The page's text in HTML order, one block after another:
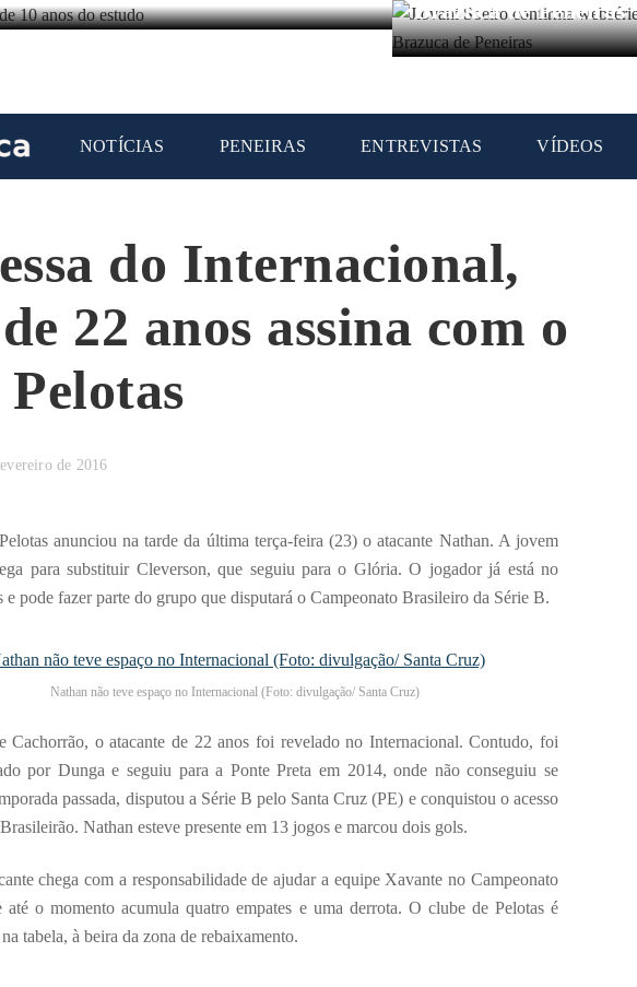
Brazuca de Peneiras
NOTÍCIAS PENEIRAS ENTREVISTAS VÍDEOS
do Internacional,
22 anos assina com o
de 2016
anunciou na tarde da última terça-feira (23) o atacante Nathan. A jovem
para substituir Cleverson, que seguiu para o Glória. O jogador já está no
e pode fazer parte do grupo que disputará o Campeonato Brasileiro da Série B.
Nathan não teve espaço no Internacional (Foto: divulgação/ Santa Cruz)
Cachorrão, o atacante de 22 anos foi revelado no Internacional. Contudo, foi
por Dunga e seguiu para a Ponte Preta em 2014, onde não conseguiu se
passada, disputou a Série B pelo Santa Cruz (PE) e conquistou o acesso
Nathan esteve presente em 13 jogos e marcou dois gols.
chega com a responsabilidade de ajudar a equipe Xavante no Campeonato
até o momento acumula quatro empates e uma derrota. O clube de Pelotas é
na tabela, à beira da zona de rebaixamento.